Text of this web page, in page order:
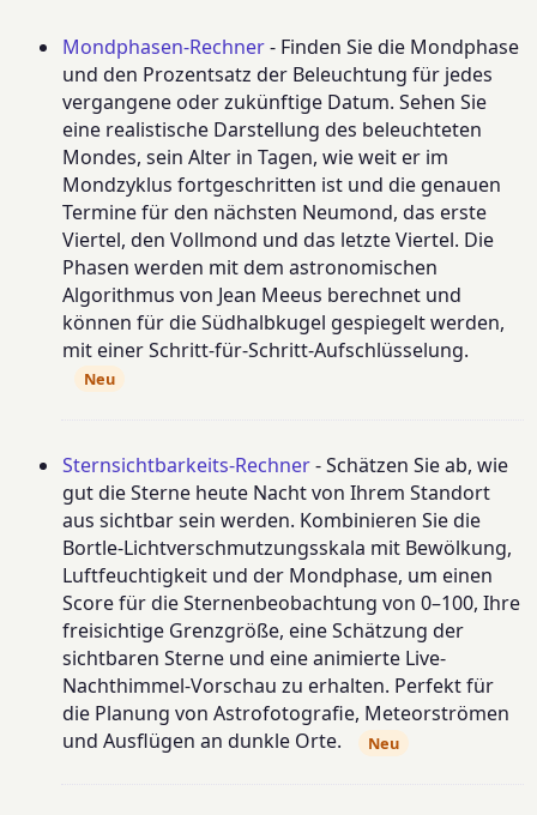
Mondphasen-Rechner- Finden Sie die Mondphase
und den Prozentsatz der Beleuchtung für jedes
vergangene oder zukünftige Datum. Sehen Sie
eine realistische Darstellung des beleuchteten
Mondes, sein Alter in Tagen, wie weit er im
Mondzyklus fortgeschritten ist und die genauen
Termine für den nächsten Neumond, das erste
Viertel, den Vollmond und das letzte Viertel. Die
Phasen werden mit dem astronomischen
Algorithmus von Jean Meeus berechnet und
können für die Südhalbkugel gespiegelt werden,
mit einer Schritt-für-Schritt-Aufschlüsselung.
Neu
Sternsichtbarkeits-Rechner- Schätzen Sie ab, wie
gut die Sterne heute Nacht von Ihrem Standort
aus sichtbar sein werden. Kombinieren Sie die
Bortle-Lichtverschmutzungsskala mit Bewölkung,
Luftfeuchtigkeit und der Mondphase, um einen
Score für die Sternenbeobachtung von 0–100, Ihre
freisichtige Grenzgröße, eine Schätzung der
sichtbaren Sterne und eine animierte Live-
Nachthimmel-Vorschau zu erhalten. Perfekt für
die Planung von Astrofotografie, Meteorströmen
und Ausflügen an dunkle Orte.
Neu